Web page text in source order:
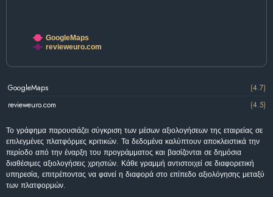
GoogleMaps
revieweuro.com
GoogleMaps
(4.7)
revieweuro.com
(4.5)
Το γράφημα παρουσιάζει σύγκριση των μέσων αξιολογήσεων της εταιρείας σε
επιλεγμένες πλατφόρμες κριτικών. Τα δεδομένα καλύπτουν αποκλειστικά την
περίοδο από την έναρξη του προγράμματος και βασίζονται σε δημόσια
διαθέσιμες αξιολογήσεις χρηστών. Κάθε γραμμή αντιστοιχεί σε διαφορετική
υπηρεσία, επιτρέποντας να φανεί η διαφορά στο επίπεδο αξιολόγησης μεταξύ
των πλατφορμών.